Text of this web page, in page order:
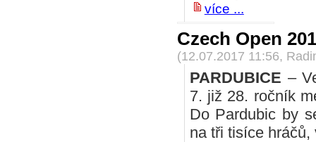
více ...
Czech Open
(12.07.2017 11:56,
PARDUBICE –
7. již 28. ročník
Do Pardubic by
na tři tisíce